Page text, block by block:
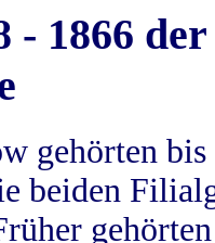
- 1866
gehörten
beiden